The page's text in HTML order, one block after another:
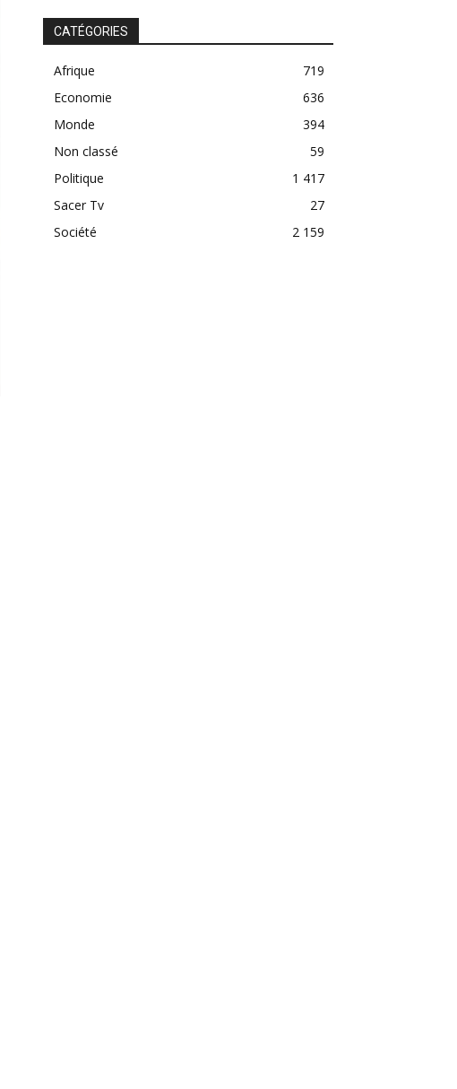
CATÉGORIES
Afrique
719
Economie
636
Monde
394
Non classé
59
Politique
1 417
Sacer Tv
27
Société
2 159